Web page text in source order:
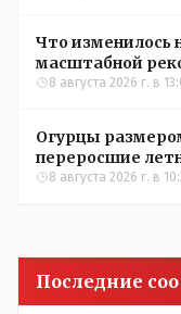
Что изменилось
масштабной
8 августа 2026 г. в
Огурцы
переросшие
зимой
8 августа 2026 г. в
Последние